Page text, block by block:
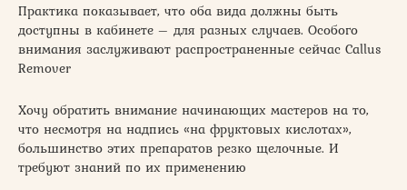
Практика показывает, что оба вида должны быть
доступны в кабинете – для разных случаев. Особого
внимания заслуживают распространенные сейчас Callus
Remover
Хочу обратить внимание начинающих мастеров на то,
что несмотря на надпись «на фруктовых кислотах»,
большинство этих препаратов резко щелочные. И
требуют знаний по их применению